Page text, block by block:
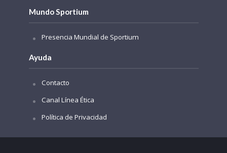
Mundo Sportium
Presencia Mundial de Sportium
Ayuda
Contacto
Canal Línea Ética
Política de Privacidad